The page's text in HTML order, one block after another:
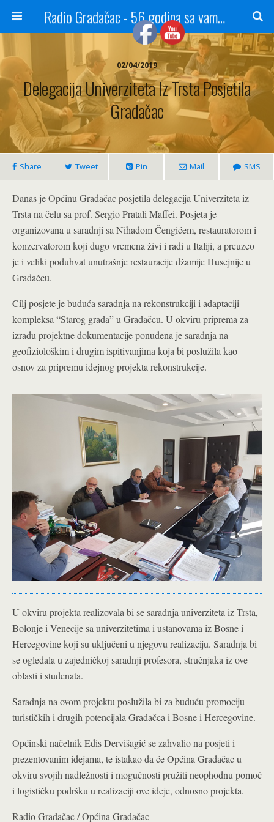
Radio Gradačac - 56 godina sa vama...
02/04/2019
Delegacija Univerziteta Iz Trsta Posjetila
Gradačac
Share Tweet Pin Mail SMS
Danas je Općinu Gradačac posjetila delegacija Univerziteta iz
Trsta na čelu sa prof. Sergio Pratali Maffei. Posjeta je
organizovana u saradnji sa Nihadom Čengićem, restauratorom i
konzervatorom koji dugo vremena živi i radi u Italiji, a preuzeo
je i veliki poduhvat unutrašnje restauracije džamije Husejnije u
Gradačcu.
Cilj posjete je buduća saradnja na rekonstrukciji i adaptaciji
kompleksa “Starog grada” u Gradačcu. U okviru priprema za
izradu projektne dokumentacije ponuđena je saradnja na
geofiziološkim i drugim ispitivanjima koja bi poslužila kao
osnov za pripremu idejnog projekta rekonstrukcije.
U okviru projekta realizovala bi se saradnja univerziteta iz Trsta,
Bolonje i Venecije sa univerzitetima i ustanovama iz Bosne i
Hercegovine koji su uključeni u njegovu realizaciju. Saradnja bi
se ogledala u zajedničkoj saradnji profesora, stručnjaka iz ove
oblasti i studenata.
Saradnja na ovom projektu poslužila bi za buduću promociju
turističkih i drugih potencijala Gradačca i Bosne i Hercegovine.
Općinski načelnik Edis Dervišagić se zahvalio na posjeti i
prezentovanim idejama, te istakao da će Općina Gradačac u
okviru svojih nadležnosti i mogućnosti pružiti neophodnu pomoć
i logističku podršku u realizaciji ove ideje, odnosno projekta.
Radio Gradačac / Općina Gradačac